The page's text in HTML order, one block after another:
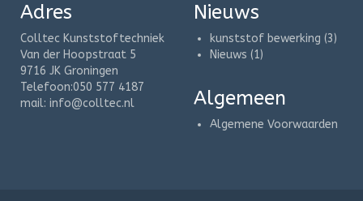
Adres
Colltec Kunststoftechniek
Van der Hoopstraat 5
9716 JK Groningen
Telefoon:050 577 4187
mail: info@colltec.nl
Nieuws
kunststof bewerking (3)
Nieuws (1)
Algemeen
Algemene Voorwaarden